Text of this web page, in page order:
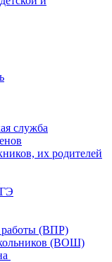
служба
их родителей
работы (ВПР)
(ВОШ)